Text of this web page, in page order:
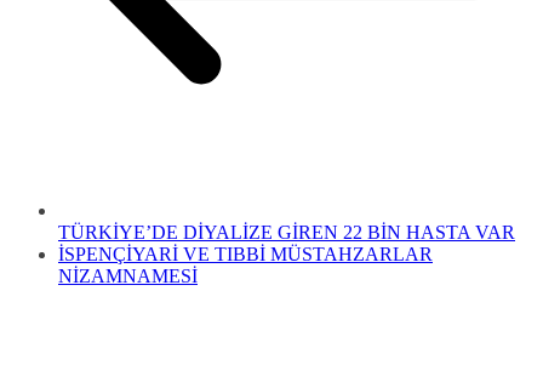
TÜRKİYE’DE DİYALİZE GİREN 22 BİN HASTA VAR
İSPENÇİYARİ VE TIBBİ MÜSTAHZARLAR
NİZAMNAMESİ